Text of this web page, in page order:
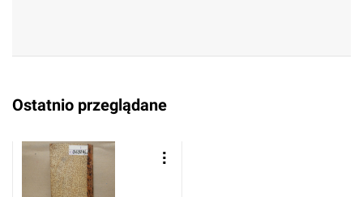
Ostatnio przeglądane